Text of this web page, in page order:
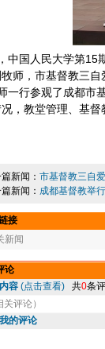
中国人民大学第15
牧师，市基督教三
一行参观了成都市
，教堂管理、基
新闻： 市基督教三自
新闻： 成都基督教举
接
新闻
论
容(点击查看)共0条
关评论）
的评论